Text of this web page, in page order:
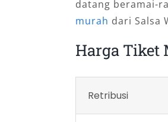
datang beramai-
murah dari Salsa
Harga Tiket
Retribusi